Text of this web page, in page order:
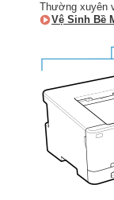
Thường xuyên
Vệ Sinh Bề